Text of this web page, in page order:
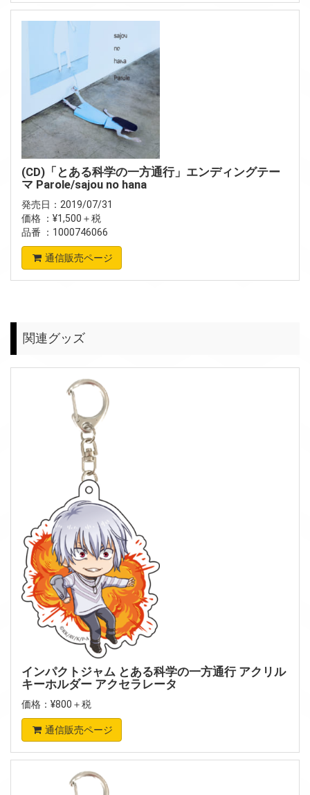
(CD)「とある科学の一方通行」エンディングテー
マ Parole/sajou no hana
発売日：2019/07/31
価格 ：¥1,500＋税
品番 ：1000746066
通信販売ページ
関連グッズ
インパクトジャム とある科学の一方通行 アクリル
キーホルダー アクセラレータ
価格：¥800＋税
通信販売ページ